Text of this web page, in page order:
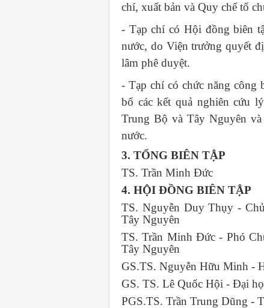
chí, xuất bản và Quy chế tổ
- Tạp chí có Hội đồng biên
nước, do Viện trưởng quyết
lâm phê duyệt.
- Tạp chí có chức năng công
bố các kết quả nghiên cứu
Trung Bộ và Tây Nguyên và
nước.
3. TỔNG BIÊN TẬP
TS. Trần Minh Đức
4. HỘI ĐỒNG BIÊN TẬP
TS. Nguyễn Duy Thụy -
Tây Nguyên
TS. Trần Minh Đức - Phó
Tây Nguyên
GS.TS. Nguyễn Hữu Minh -
GS. TS. Lê Quốc Hội - Đại
PGS.TS. Trần Trung Dũng